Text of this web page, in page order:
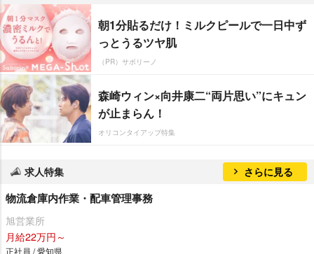
朝1分貼るだけ！ミルクピールで一日中ず
っとうるツヤ肌
（PR）サボリーノ
森崎ウィン×向井康二“両片思い”にキュン
が止まらん！
オリコンタイアップ特集
求人特集 さらに見る
物流倉庫内作業・配車管理事務
旭営業所
月給22万円～
正社員 / 愛知県